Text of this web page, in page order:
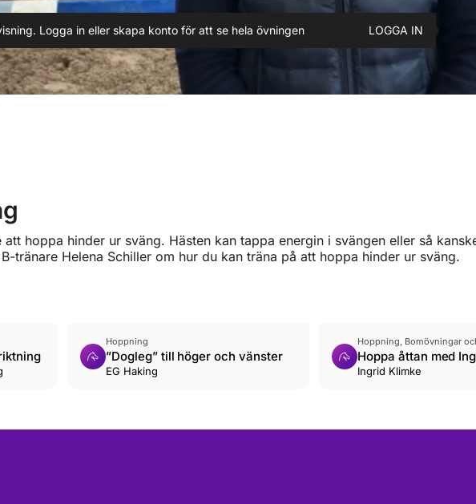
Logga in eller skapa konto för att se hela övningen LOGGA IN
hoppa hinder ur sväng. Hästen kan tappa energin i svängen eller så
tränare Helena Schiller om hur du kan träna på att hoppa hinder ur sväng.
Hoppning
”Dogleg” till höger och vänster
EG Haking
Hoppning, Bomövningar
Hoppa åttan med
Ingrid Klimke